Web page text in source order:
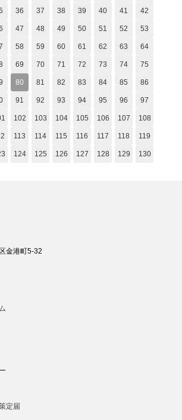
36 37 38 39 40 41 42
47 48 49 50 51 52 53
58 59 60 61 62 63 64
69 70 71 72 73 74 75
80 81 82 83 84 85 86
91 92 93 94 95 96 97
102 103 104 105 106 107 108
113 114 115 116 117 118 119
124 125 126 127 128 129 130
金港町5-32
定届